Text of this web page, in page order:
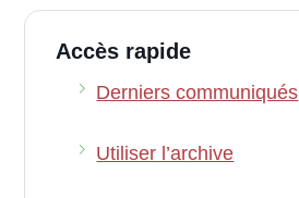
Accès rapide
Derniers communiqués
Utiliser l’archive